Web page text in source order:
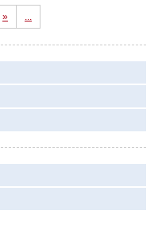
» ...